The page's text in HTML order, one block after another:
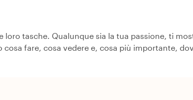
loro tasche. Qualunque sia la tua passione, ti
fare, cosa vedere e, cosa più importante,